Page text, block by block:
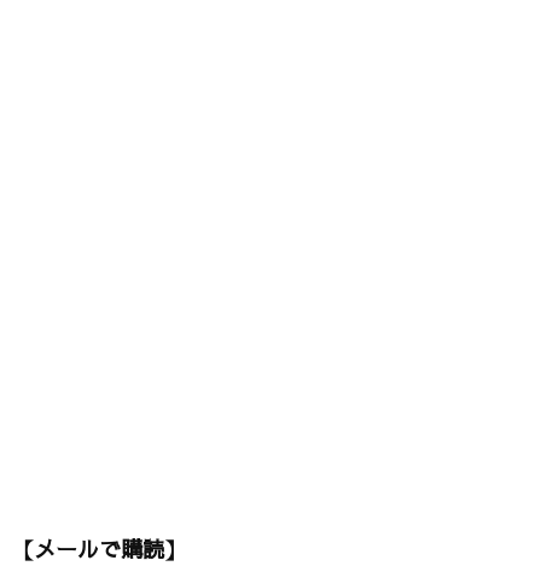
【メールで購読】